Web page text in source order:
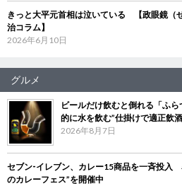
きっと大平元首相は泣いている 【政眼鏡（
治コラム】
2026年6月10日
グルメ
ビールだけ飲むと倒れる「ふ
的に水を飲む”仕掛けで適正飲
2026年8月7日
セブン‐イレブン、カレー15商品を一斉投入
のカレーフェス”を開催中